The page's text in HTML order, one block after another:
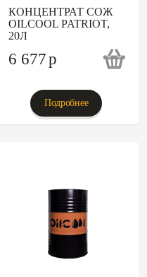
КОНЦЕНТРАТ СОЖ
OILCOOL PATRIOT,
20Л
6 677p
Подробнее